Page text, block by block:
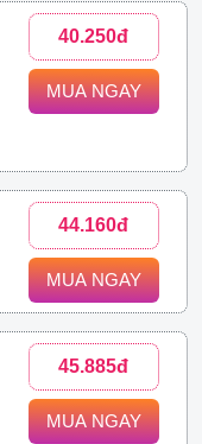
40.250đ
MUA NGAY
44.160đ
MUA NGAY
45.885đ
MUA NGAY